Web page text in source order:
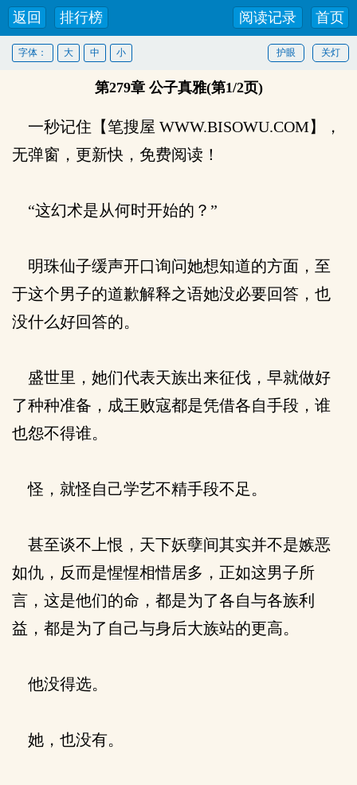
返回 排行榜 首页
阅读记录
关灯
护眼
字体： 大 中 小
第279章 公子真雅(第1/2页)
一秒记住【笔搜屋 WWW.BISOWU.COM】，
无弹窗，更新快，免费阅读！
“这幻术是从何时开始的？”
明珠仙子缓声开口询问她想知道的方面，至
于这个男子的道歉解释之语她没必要回答，也
没什么好回答的。
盛世里，她们代表天族出来征伐，早就做好
了种种准备，成王败寇都是凭借各自手段，谁
也怨不得谁。
怪，就怪自己学艺不精手段不足。
甚至谈不上恨，天下妖孽间其实并不是嫉恶
如仇，反而是惺惺相惜居多，正如这男子所
言，这是他们的命，都是为了各自与各族利
益，都是为了自己与身后大族站的更高。
他没得选。
她，也没有。